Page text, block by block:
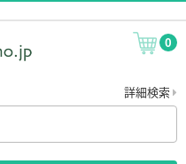
0
詳細検索